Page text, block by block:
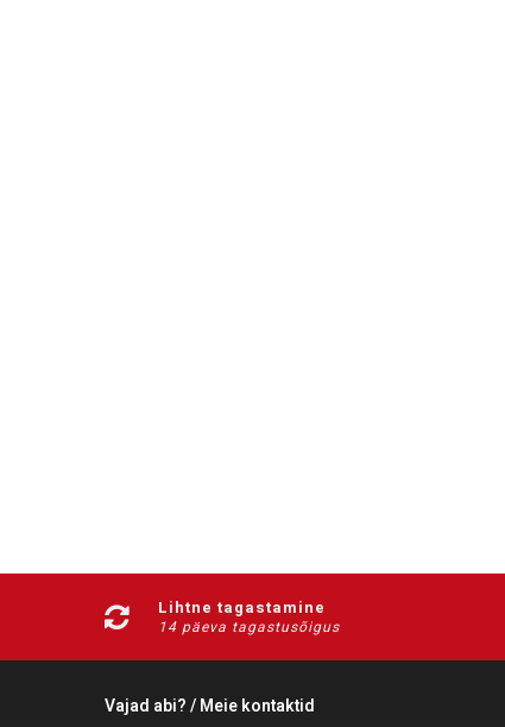
Lihtne tagastamine
14 päeva tagastusõigus
Vajad abi? / Meie kontaktid